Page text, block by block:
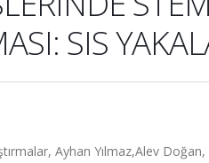
SIS
Ayhan Yılmaz,Alev